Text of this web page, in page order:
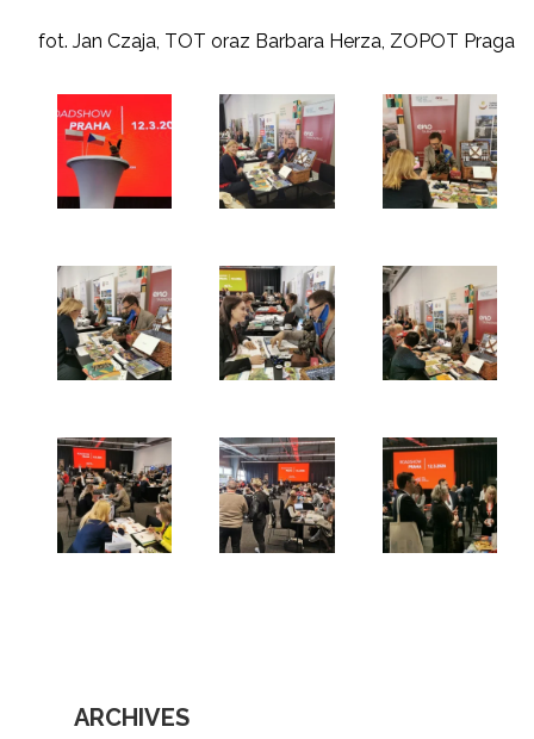
fot. Jan Czaja, TOT oraz Barbara Herza, ZOPOT Praga
ARCHIVES